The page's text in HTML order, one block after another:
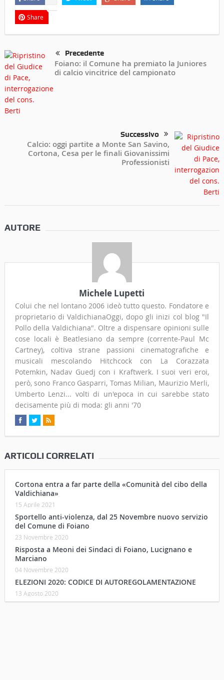
Share
Precedente
Foiano: il Comune ha premiato la Juniores
di calcio vincitrice del campionato
Successivo
Calcio: oggi partite a Monte San Savino,
Cortona, Cesa per le finali Giovanissimi
Professionisti
AUTORE
Michele Lupetti
Colui che nel lontano 2006 ideò tutto questo. Fondatore e
proprietario di ValdichianaOggi, dopo gli inizi col blog "Il
Pollo della Valdichiana". Oltre a dispensare opinioni sulle
cose locali è Beatlesiano da sempre (corrente-Paul Mc
Cartney), coltiva strane passioni cinematografiche e
musicali mescolando Hitchcock con La Corazzata
Potemkin, Nadav Guedj con i Kraftwerk. I suoi veri eroi,
però, sono Franco Gasparri, Tomas Milian, Maurizio Merli,
Umberto Lenzi... volti di un'epoca in cui sarebbe stato
decisamente più di moda: gli anni '70
ARTICOLI CORRELATI
Cortona entra a far parte della «Comunità del cibo della
Valdichiana»
15 Aprile 2021
Sportello anti-violenza, dal 25 Novembre nuovo servizio
del Comune di Foiano
23 Novembre 2020
Risposta a Meoni dei Sindaci di Foiano, Lucignano e
Marciano
04 Novembre 2020
ELEZIONI 2020: CODICE DI AUTOREGOLAMENTAZIONE
13 Agosto 2020